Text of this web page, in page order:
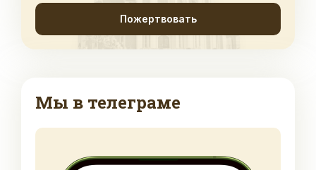
Пожертвовать
Мы в телеграме